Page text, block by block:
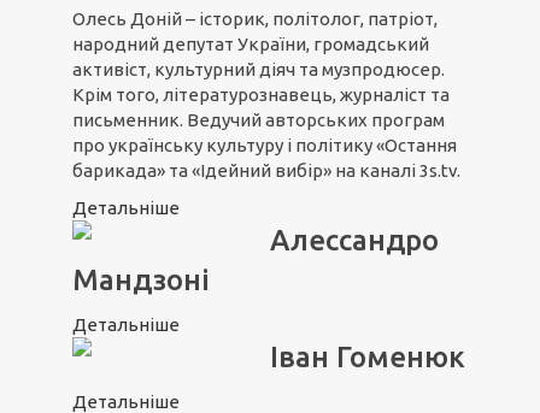
Олесь Доній – історик, політолог, патріот,
народний депутат України, громадський
активіст, культурний діяч та музпродюсер.
Крім того, літературознавець, журналіст та
письменник. Ведучий авторських програм
про українську культуру і політику «Остання
барикада» та «Ідейний вибір» на каналі 3s.tv.
Детальніше
Алессандро
Мандзоні
Детальніше
Іван Гоменюк
Детальніше